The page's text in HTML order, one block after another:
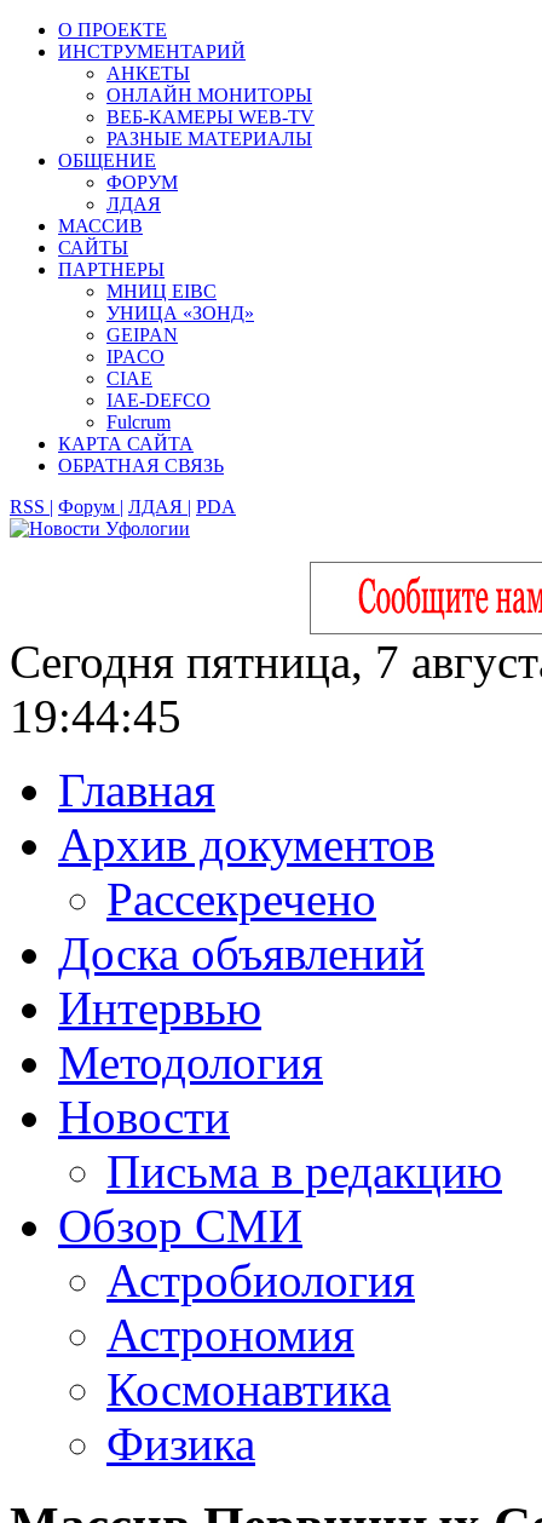
О ПРОЕКТЕ
ИНСТРУМЕНТАРИЙ
АНКЕТЫ
ОНЛАЙН МОНИТОРЫ
ВЕБ-КАМЕРЫ WEB-TV
РАЗНЫЕ МАТЕРИАЛЫ
ОБЩЕНИЕ
ФОРУМ
ЛДАЯ
МАССИВ
САЙТЫ
ПАРТНЕРЫ
МНИЦ EIBC
УНИЦА «ЗОНД»
GEIPAN
IPACO
CIAE
IAE-DEFCO
Fulcrum
КАРТА САЙТА
ОБРАТНАЯ СВЯЗЬ
RSS | Форум | ЛДАЯ | PDA
Сегодня пятница, 7
19:44:46
Главная
Архив документов
Рассекречено
Доска объявлений
Интервью
Методология
Новости
Письма в редакцию
Обзор СМИ
Астробиология
Астрономия
Космонавтика
Физика